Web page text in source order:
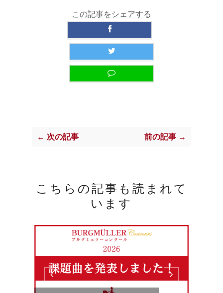
この記事をシェアする
← 次の記事 前の記事 →
こちらの記事も読まれて
います